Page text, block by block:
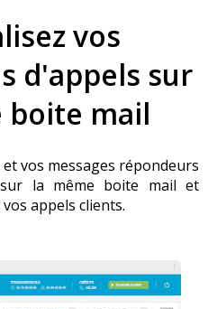
vos
d'appels sur
boite mail
vos messages répondeurs
la même boite mail et
appels clients.